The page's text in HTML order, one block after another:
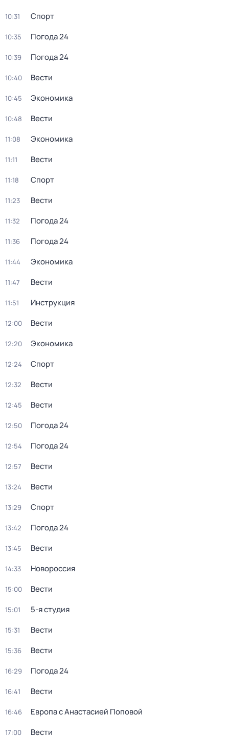
10:31 Спорт
10:35 Погода 24
10:39 Погода 24
10:40 Вести
10:45 Экономика
10:48 Вести
11:08 Экономика
11:11 Вести
11:18 Спорт
11:23 Вести
11:32 Погода 24
11:36 Погода 24
11:44 Экономика
11:47 Вести
11:51 Инструкция
12:00 Вести
12:20 Экономика
12:24 Спорт
12:32 Вести
12:45 Вести
12:50 Погода 24
12:54 Погода 24
12:57 Вести
13:24 Вести
13:29 Спорт
13:42 Погода 24
13:45 Вести
14:33 Новороссия
15:00 Вести
15:01 5-я студия
15:31 Вести
15:36 Вести
16:29 Погода 24
16:41 Вести
16:46 Европа с Анастасией Поповой
17:00 Вести